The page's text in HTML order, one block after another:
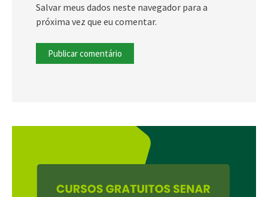
Salvar meus dados neste navegador para a
próxima vez que eu comentar.